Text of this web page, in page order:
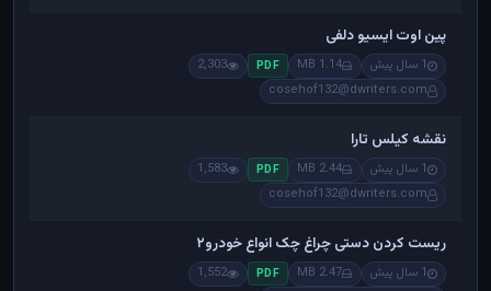
پین اوت ایسیو دلفی
1 سال پیش 1.14 MB
PDF
2,303
cosehof132@dwriters.com
نقشه کیلس تارا
1 سال پیش 2.44 MB
PDF
1,583
cosehof132@dwriters.com
ریست کردن دستی چراغ چک انواع خودرو۲
1 سال پیش 2.47 MB
PDF
1,552